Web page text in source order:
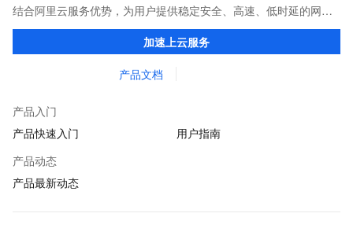
结合阿里云服务优势，为用户提供稳定安全、高速、低时延的网络
传输，解决客户不同站点的连接、组网、数据安全传输、业务质量
加速上云服务
产品文档
产品入门
产品快速入门
用户指南
产品动态
产品最新动态